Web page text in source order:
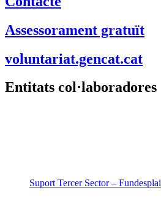
Assessorament gratuït
voluntariat.gencat.cat
Entitats col·laboradores
Suport Tercer Sector – Fundesplai